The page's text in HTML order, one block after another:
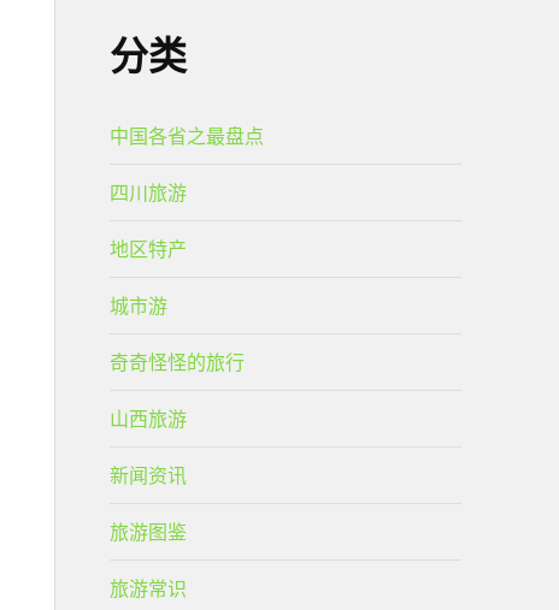
分类
中国各省之最盘点
四川旅游
地区特产
城市游
奇奇怪怪的旅行
山西旅游
新闻资讯
旅游图鉴
旅游常识